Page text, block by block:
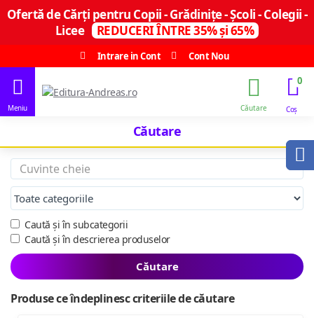
Ofertă de Cărți pentru Copii - Grădinițe - Școli - Colegii -
Licee
REDUCERI ÎNTRE 35% și 65%
Intrare in Cont
Cont Nou
0
Căutare
Caută și în subcategorii
Caută și în descrierea produselor
Căutare
Produse ce îndeplinesc criteriile de căutare